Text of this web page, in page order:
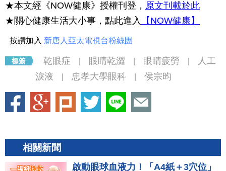
★本文經《NOW健康》授權刊登， 原文刊載於此
★關心健康生活大小事，點此進入
【NOW健康】
按讚加入 新唐人亞太電視台粉絲團
乾眼症 眼睛乾澀 眼睛疲勞
人工
淚液
忠孝大學眼科 侯宗昀
相關新聞
啟動眼球血液力！「A4紙＋3穴位」